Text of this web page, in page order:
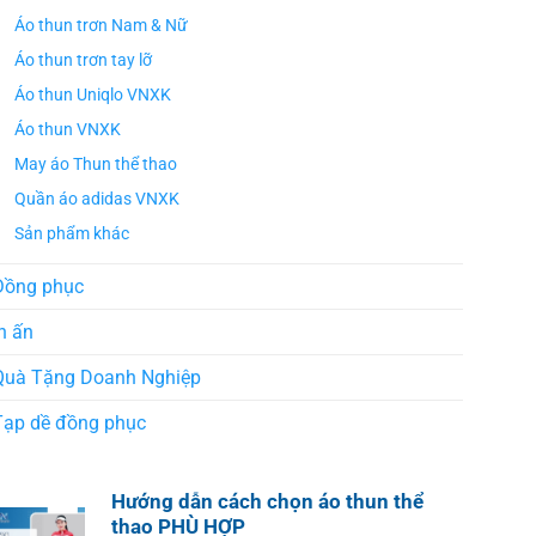
Áo thun trơn Nam & Nữ
Áo thun trơn tay lỡ
Áo thun Uniqlo VNXK
Áo thun VNXK
May áo Thun thể thao
Quần áo adidas VNXK
Sản phẩm khác
phục
ấn
Tặng Doanh Nghiệp
dề đồng phục
Hướng dẫn cách chọn áo thun thể
thao PHÙ HỢP